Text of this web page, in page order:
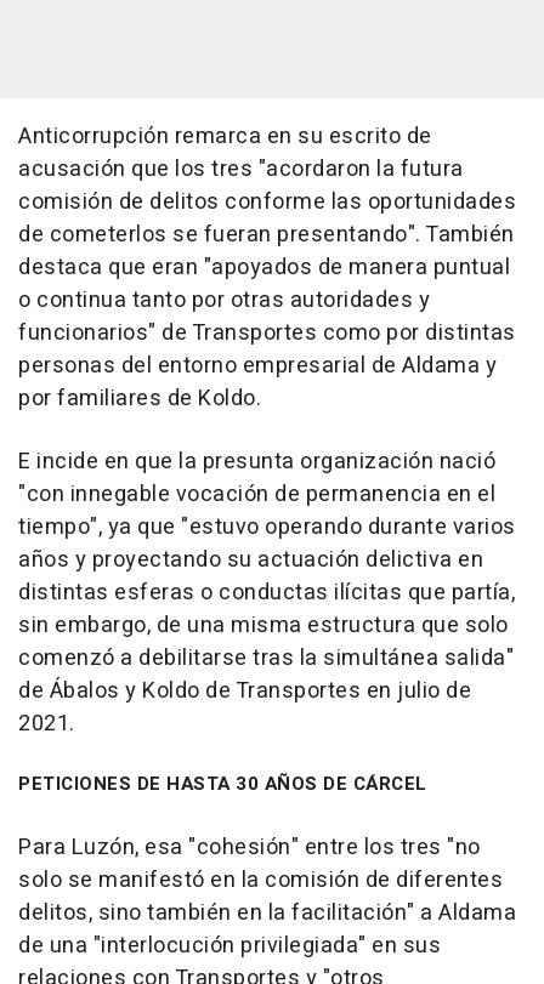
Anticorrupción remarca en su escrito de
acusación que los tres "acordaron la futura
comisión de delitos conforme las oportunidades
de cometerlos se fueran presentando". También
destaca que eran "apoyados de manera puntual
o continua tanto por otras autoridades y
funcionarios" de Transportes como por distintas
personas del entorno empresarial de Aldama y
por familiares de Koldo.
E incide en que la presunta organización nació
"con innegable vocación de permanencia en el
tiempo", ya que "estuvo operando durante varios
años y proyectando su actuación delictiva en
distintas esferas o conductas ilícitas que partía,
sin embargo, de una misma estructura que solo
comenzó a debilitarse tras la simultánea salida"
de Ábalos y Koldo de Transportes en julio de
2021.
PETICIONES DE HASTA 30 AÑOS DE CÁRCEL
Para Luzón, esa "cohesión" entre los tres "no
solo se manifestó en la comisión de diferentes
delitos, sino también en la facilitación" a Aldama
de una "interlocución privilegiada" en sus